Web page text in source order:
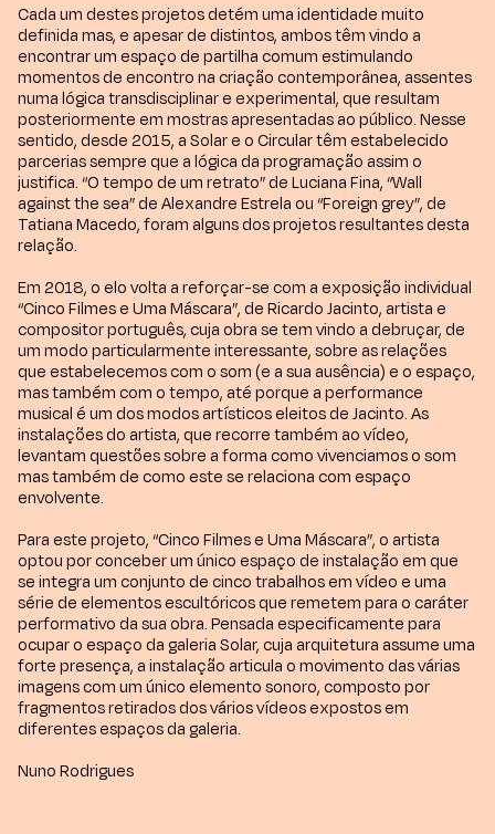
Cada um destes projetos detém uma identidade muito
definida mas, e apesar de distintos, ambos têm vindo a
encontrar um espaço de partilha comum estimulando
momentos de encontro na criação contemporânea, assentes
numa lógica transdisciplinar e experimental, que resultam
posteriormente em mostras apresentadas ao público. Nesse
sentido, desde 2015, a Solar e o Circular têm estabelecido
parcerias sempre que a lógica da programação assim o
justifica. “O tempo de um retrato” de Luciana Fina, “Wall
against the sea” de Alexandre Estrela ou “Foreign grey”, de
Tatiana Macedo, foram alguns dos projetos resultantes desta
relação.
Em 2018, o elo volta a reforçar-se com a exposição individual
“Cinco Filmes e Uma Máscara”, de Ricardo Jacinto, artista e
compositor português, cuja obra se tem vindo a debruçar, de
um modo particularmente interessante, sobre as relações
que estabelecemos com o som (e a sua ausência) e o espaço,
mas também com o tempo, até porque a performance
musical é um dos modos artísticos eleitos de Jacinto. As
instalações do artista, que recorre também ao vídeo,
levantam questões sobre a forma como vivenciamos o som
mas também de como este se relaciona com espaço
envolvente.
Para este projeto, “Cinco Filmes e Uma Máscara”, o artista
optou por conceber um único espaço de instalação em que
se integra um conjunto de cinco trabalhos em vídeo e uma
série de elementos escultóricos que remetem para o caráter
performativo da sua obra. Pensada especificamente para
ocupar o espaço da galeria Solar, cuja arquitetura assume uma
forte presença, a instalação articula o movimento das várias
imagens com um único elemento sonoro, composto por
fragmentos retirados dos vários vídeos expostos em
diferentes espaços da galeria.
Nuno Rodrigues